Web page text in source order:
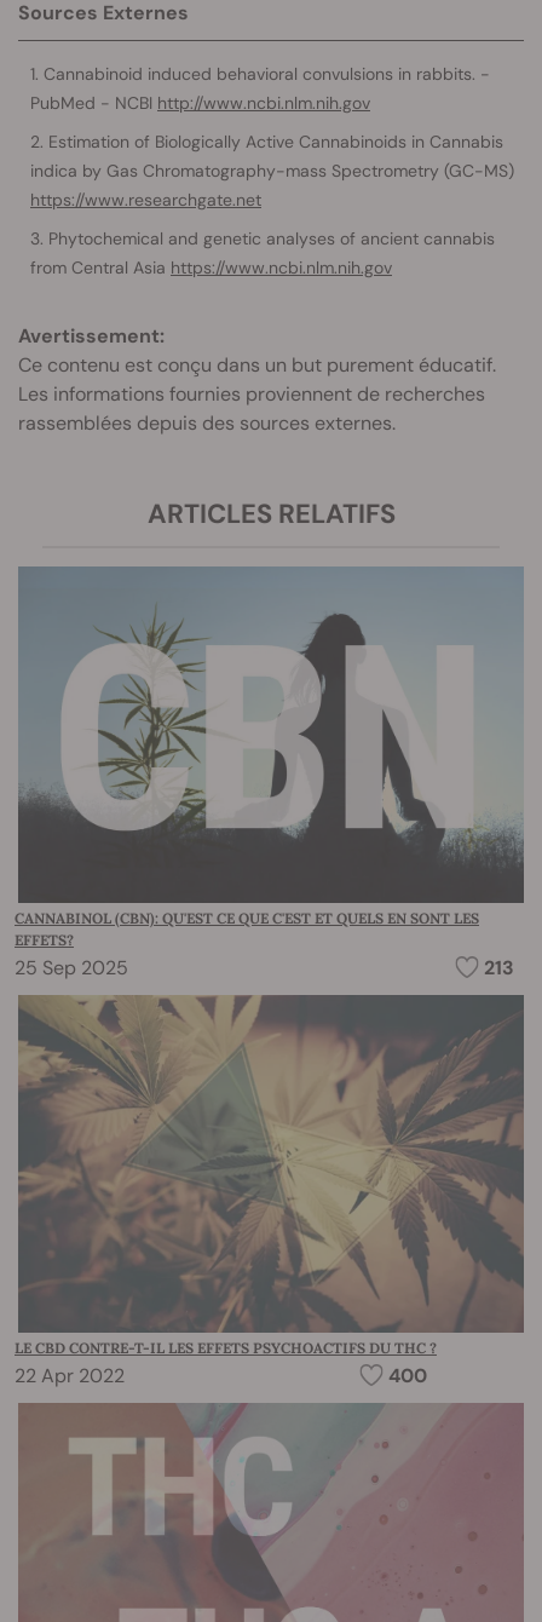
Sources Externes
Cannabinoid induced behavioral convulsions in rabbits. -
PubMed - NCBI http://www.ncbi.nlm.nih.gov
Estimation of Biologically Active Cannabinoids in Cannabis
indica by Gas Chromatography-mass Spectrometry (GC-MS)
https://www.researchgate.net
Phytochemical and genetic analyses of ancient cannabis
from Central Asia https://www.ncbi.nlm.nih.gov
Avertissement:
Ce contenu est conçu dans un but purement éducatif.
Les informations fournies proviennent de recherches
rassemblées depuis des sources externes.
ARTICLES RELATIFS
CANNABINOL (CBN): QU'EST CE QUE C'EST ET QUELS EN SONT LES
EFFETS?
25 Sep 2025 213
LE CBD CONTRE-T-IL LES EFFETS PSYCHOACTIFS DU THC ?
22 Apr 2022 400